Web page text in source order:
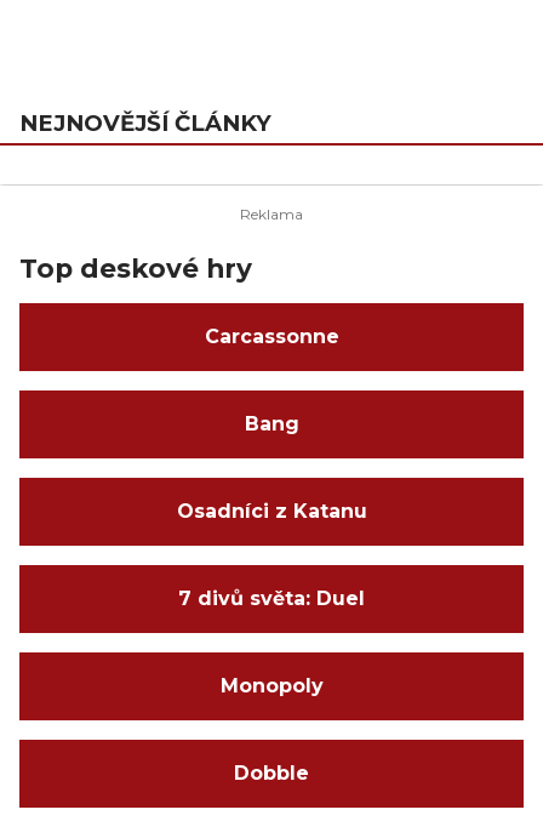
NEJNOVĚJŠÍ ČLÁNKY
Top deskové hry
Carcassonne
Bang
Osadníci z Katanu
7 divů světa: Duel
Monopoly
Dobble